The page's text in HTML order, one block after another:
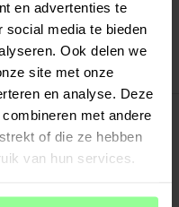
en advertenties te
social media te bieden
Ook delen we
site met onze
en analyse. Deze
met andere
of die ze hebben
van hun services.
Het bandje is gemaakt van
uitstraling en gevoel uit. De
de band perfect aan te passen